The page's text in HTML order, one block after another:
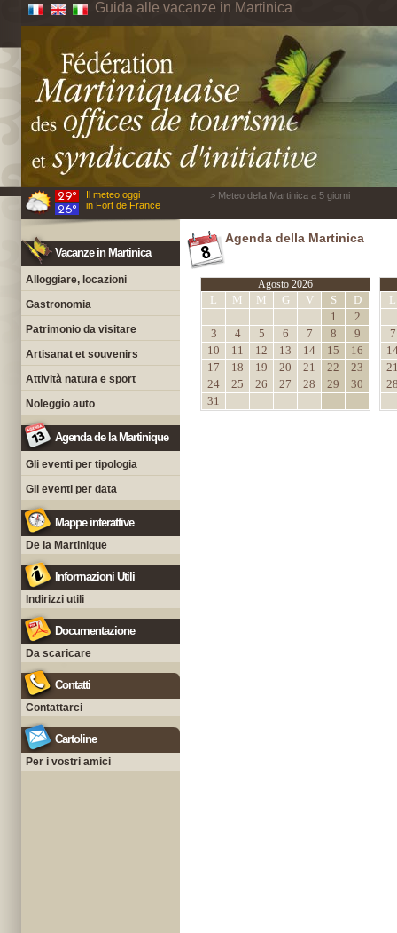
Guida alle vacanze in Martinica
Il meteo oggi
in Fort de France
> Meteo della Martinica a 5 giorni
Vacanze in Martinica
Alloggiare, locazioni
Gastronomia
Patrimonio da visitare
Artisanat et souvenirs
Attività natura e sport
Noleggio auto
Agenda de la Martinique
Gli eventi per tipologia
Gli eventi per data
Mappe interattive
De la Martinique
Informazioni Utili
Indirizzi utili
Documentazione
Da scaricare
Contatti
Contattarci
Cartoline
Per i vostri amici
Agenda della Martinica
Agosto 2026
L M M G V S
D
1
2
3
4 5 6 7 8
9
10
11 12 13 14 15
16
17
18 19 20 21 22
23
24
25 26 27 28 29
30
31
L
7